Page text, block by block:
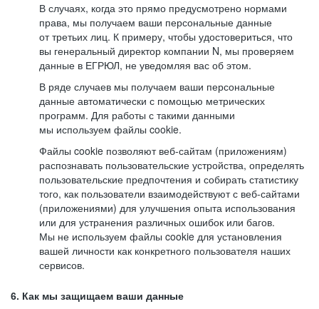
В случаях, когда это прямо предусмотрено нормами
права, мы получаем ваши персональные данные
от третьих лиц. К примеру, чтобы удостовериться, что
вы генеральный директор компании N, мы проверяем
данные в ЕГРЮЛ, не уведомляя вас об этом.
В ряде случаев мы получаем ваши персональные
данные автоматически с помощью метрических
программ. Для работы с такими данными
мы используем файлы cookie.
Файлы cookie позволяют веб-сайтам (приложениям)
распознавать пользовательские устройства, определять
пользовательские предпочтения и собирать статистику
того, как пользователи взаимодействуют с веб-сайтами
(приложениями) для улучшения опыта использования
или для устранения различных ошибок или багов.
Мы не используем файлы cookie для установления
вашей личности как конкретного пользователя наших
сервисов.
6. Как мы защищаем ваши данные